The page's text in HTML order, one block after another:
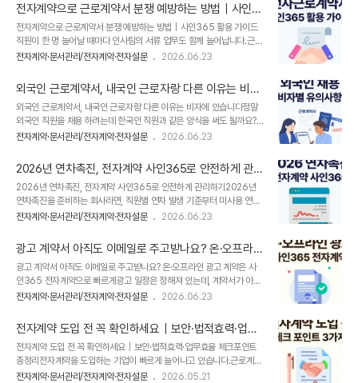
전자계약으로 근로계약서 분쟁 예방하는 방법｜사인
365 활용 가이드
전자계약으로 근로계약서 분쟁 예방하는 방법｜사인365 활용 가이드
직원이 한 명 늘어날 때마다 인사팀의 서류 업무도 함께 늘어납니다.근로
계약서 출력, 서명 수거, 스캔, 파일 보관까지 반복되는 과정이 생각보다
이 지연되거나, 서명본이 누락·분실될 경우 향후 근로계약 관련 분쟁으로
이어질 수 있다는 점입니다.​근로계약서를 제대로 작성하고 보관하는 일
은 단순한 서류 관리가 아니라, 분쟁을 예방하는 HR관리의 기본이라고
할 수 있습니다.​이번 글에서는 근로계약서가 중요한 이유와 종이 계약서
관리의 한계, 그리고 전자계약 기반으로 근로계약서 분쟁을 예방하는 방
중요한 이유근로계..
전자계약·문서관리/전자계약·전자설문 2026.06.23
외국인 근로계약서, 내국인 근로자랑 다른 이유는 비자
에 있습니다
외국인 근로계약서, 내국인 근로자랑 다른 이유는 비자에 있습니다정말
외국인 직원을 채용 하려는데 한국인 직원과 같은 양식을 써도 될까요?
비자 종류마다 따로 준비해야 하는 항목이 있는 건 아닐까요?처음으로
해야 할지 고민이실 거예요. 근로계약서를 분명 작성해야 하긴 하는데,
잘못 처리하면 과태료나 벌금을 물을 수도 있기 때문이죠.​결론부터 말하
면, 외국인 직원이라도 근로계약서의 기본 골격은 근로기준법을 따릅니
다. 그런데 비자(체류자격) 유형에 따라 써야 하는 양식이 다르고, 기재해
야 할 항목이 추가되며, 어떤 경우에는 계약 절차 자체가 달라집니다. 한
사례는 지금도 적..
전자계약·문서관리/전자계약·전자설문 2026.06.23
2026년 연차촉진, 전자계약 사인365로 안전하게 관리
하기
2026년 연차촉진, 전자계약 사인365로 안전하게 관리하기2026년
연차촉진을 준비하는 회사라면, 직원별 연차 발생 기준부터 미사용 연차
일수까지 정확히 확인해야 합니다. ​이번 글에서는 간편하고 안전한 전자
자문서·전자서명을 활용한 안전한 증빙 관리 방법을 알기 쉽게 정리해 드
리겠습니다. 2026년 연차 발생 기준 근로기준법에 따라 연차는 크게 1
년 미만 근로자와 1년 이상 근로자로 나누어 발생합니다.​1. 입사 1년 미만
근로자근속 기간연차 발생비고입사 1년 미만1개월 개근 시 1일 (최대 11
일 발생)해당 월 소정근로일의 80% 이상 출근입사 1년 미만 근로자는 1
전자계약·문서관리/전자계약·전자설문 2026.06.23
광고 계약서 아직도 이메일로 주고받나요? 온·오프라인
광고 계약은 사인365 전자계약으로 빠르게
광고 계약서 아직도 이메일로 주고받나요? 온·오프라인 광고 계약은 사
인365 전자계약으로 빠르게광고 일정은 정해져 있는데, 계약서가 아직
완료되지 않았다면?온·오프라인 매체 광고, 유튜버 제휴 콘텐츠처럼 광
는 광고 계약이 단순히 “서명만 받으면 끝나는 일”이 아니라는 점입니다.
계약서를 작성하고, 담당자에게 전달하고, 수정본을 다시 주고받고, 서명
을 받은 뒤 최종본을 보관하는 과정까지 이어지다 보면 예상보다 많은 시
간이 소요됩니다. ​특히 광고 집행일이 정해져 있는 경우, 계약 완료가 늦
어지는 것만으로도 콘텐츠 업로드 일정이나 캠페인 오픈 일정에 영향을
전자계약·문서관리/전자계약·전자설문 2026.06.23
전자계약 도입 전 꼭 확인하세요｜보안·법적효력·업무
효율 체크포인트 총정리
전자계약 도입 전 꼭 확인하세요｜보안·법적효력·업무효율 체크포인트
총정리전자계약을 도입하는 기업이 빠르게 늘어나고 있습니다.근로계약
서, 거래계약서, 개인정보동의서, 신청서 등 다양한 문서를 비대면으로
전자계약·문서관리/전자계약·전자설문 2026.05.21